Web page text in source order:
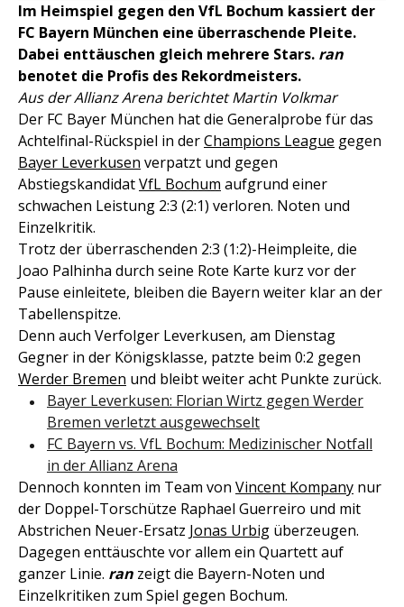
Im Heimspiel gegen den VfL Bochum kassiert der
FC Bayern München eine überraschende Pleite.
Dabei enttäuschen gleich mehrere Stars. ran
benotet die Profis des Rekordmeisters.
Aus der Allianz Arena berichtet Martin Volkmar
Der FC Bayer München hat die Generalprobe für das
Achtelfinal-Rückspiel in derChampions League gegen
Bayer Leverkusen verpatzt und gegen
AbstiegskandidatVfL Bochum aufgrund einer
schwachen Leistung 2:3 (2:1) verloren. Noten und
Einzelkritik.
Trotz der überraschenden 2:3 (1:2)-Heimpleite, die
Joao Palhinha durch seine Rote Karte kurz vor der
Pause einleitete, bleiben die Bayern weiter klar an der
Tabellenspitze.
Denn auch Verfolger Leverkusen, am Dienstag
Gegner in der Königsklasse, patzte beim 0:2 gegen
Werder Bremen und bleibt weiter acht Punkte zurück.
Bayer Leverkusen: Florian Wirtz gegen Werder
Bremen verletzt ausgewechselt
FC Bayern vs. VfL Bochum: Medizinischer Notfall
in der Allianz Arena
Dennoch konnten im Team von Vincent Kompany nur
der Doppel-Torschütze Raphael Guerreiro und mit
Abstrichen Neuer-Ersatz Jonas Urbig überzeugen.
Dagegen enttäuschte vor allem ein Quartett auf
ganzer Linie. ran zeigt die Bayern-Noten und
Einzelkritiken zum Spiel gegen Bochum.